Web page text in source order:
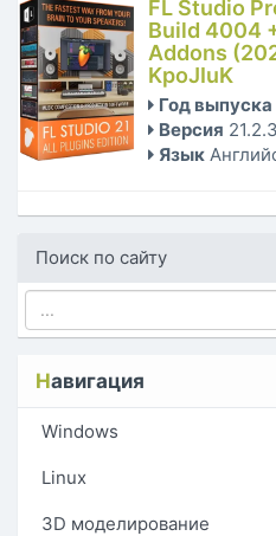
FL Studio
Build 4004
Addons
KpoJIuK
Год выпуска
Версия
Язык
Поиск по сайту
Навигация
Windows
Linux
3D моделирование